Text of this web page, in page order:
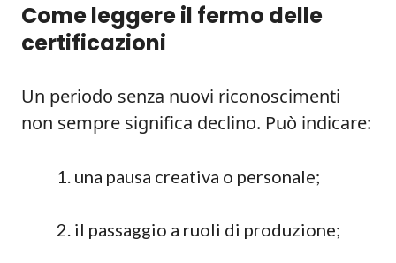
Come leggere il fermo delle
certificazioni
Un periodo senza nuovi riconoscimenti
non sempre significa declino. Può indicare:
una pausa creativa o personale;
il passaggio a ruoli di produzione;